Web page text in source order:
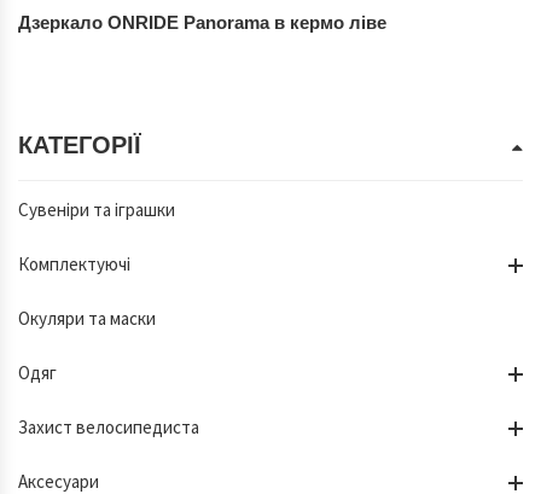
Дзеркало ONRIDE Panorama в кермо ліве
КАТЕГОРІЇ
Сувеніри та іграшки
Комплектуючі
Окуляри та маски
Одяг
Захист велосипедиста
Аксесуари